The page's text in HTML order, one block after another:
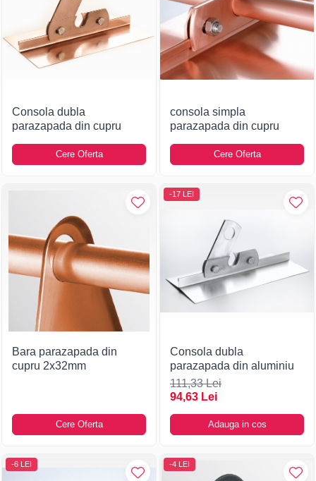
Consola dubla
parazapada din cupru
Cere Oferta
consola simpla
parazapada din cupru
Cere Oferta
Bara parazapada din
cupru 2x32mm
Cere Oferta
-17 LEI
Consola dubla
parazapada din aluminiu
111,33 Lei
94,63 Lei
Adauga in cos
-6 LEI -4 LEI